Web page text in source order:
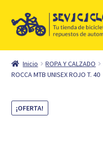
Ir
Ir
al
Inicio
Ciclismo
Automóvil
Inicio ROPA Y CALZADO
ROCCA MTB UNISEX ROJO T. 40
¡OFERTA!